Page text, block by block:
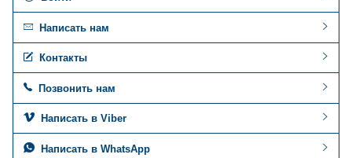
Написать нам
Контакты
Позвонить нам
Написать в Viber
Написать в WhatsApp